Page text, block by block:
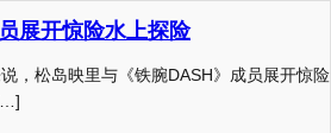
展开惊险水上探险
，松岛映里与《铁腕DASH》成员展开惊险